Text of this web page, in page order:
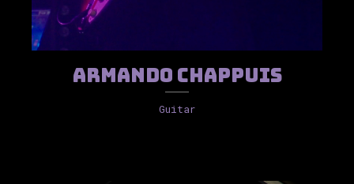
Armando Chappuis
Guitar